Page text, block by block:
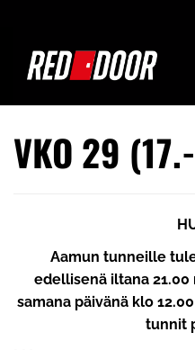
VKO 29
Aamun tunneille
edellisenä iltana
samana päivänä klo
tunnit